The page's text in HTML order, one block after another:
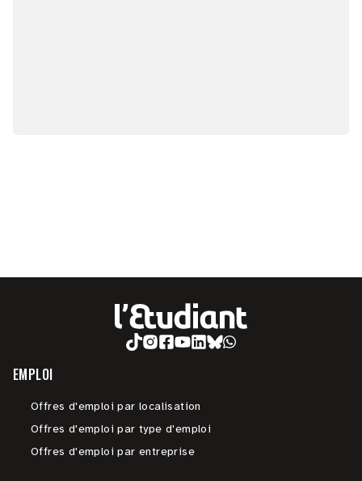
EMPLOI
Offres d'emploi par localisation
Offres d'emploi par type d'emploi
Offres d'emploi par entreprise